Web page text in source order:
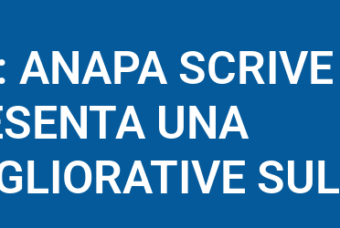
SCRIVE
UNA
SUL